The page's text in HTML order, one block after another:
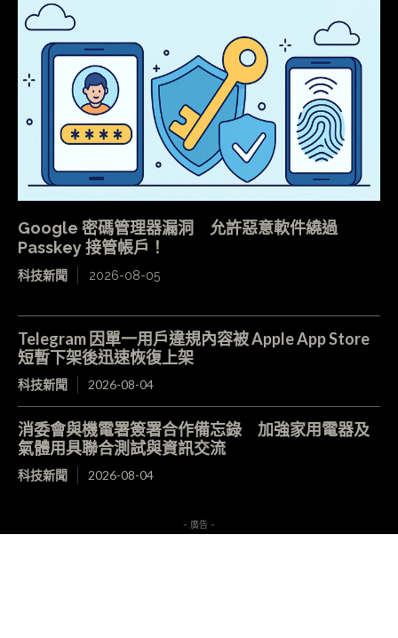
Google 密碼管理器漏洞 允許惡意軟件繞過
Passkey 接管帳戶！
科技新聞 2026-08-05
Telegram 因單一用戶違規內容被 Apple App Store
短暫下架後迅速恢復上架
科技新聞 2026-08-04
消委會與機電署簽署合作備忘錄 加強家用電器及
氣體用具聯合測試與資訊交流
科技新聞 2026-08-04
- 廣告 -